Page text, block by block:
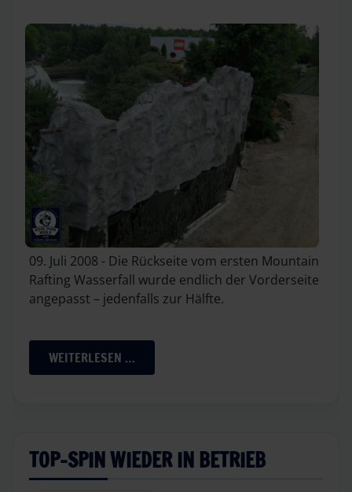
09. Juli 2008 - Die Rückseite vom ersten Mountain
Rafting Wasserfall wurde endlich der Vorderseite
angepasst – jedenfalls zur Hälfte.
WEITERLESEN …
TOP-SPIN WIEDER IN BETRIEB